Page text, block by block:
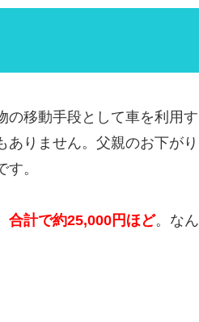
の移動手段として車を利用す
りません。父親のお下がり
。
合計で約25,000円ほど。なん